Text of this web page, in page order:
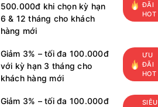
500.000đ khi chọn kỳ hạn
6 & 12 tháng cho khách
hàng mới
ĐÃI
HOT
Giảm 3% – tối đa 100.000đ
với kỳ hạn 3 tháng cho
khách hàng mới
ƯU
ĐÃI
HOT
Giảm 3% – tối đa 100.000đ
SIÊU